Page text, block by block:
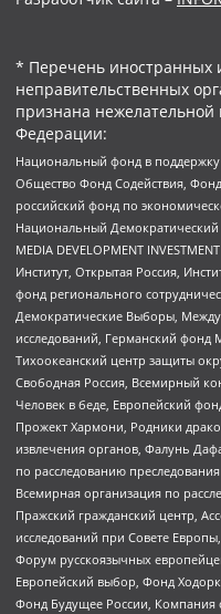
* Перечень иностранных
неправительственных
признана нежелательной
Федерации:
Национальный фонд в
Общество Фонд Содействия,
российский фонд по
Национальный
MEDIA DEVELOPMENT
Институт, Открытая Россия,
фонд регионального
Демократические Выборы,
исследований, Германский
Тихоокеанский центр защиты
Свободная Россия, Всемирный
Человек в беде, Европейский
Прожект Хармони, Родники
извлечения органов, Фалунь
по расследованию
Всемирная организация по
Пражский гражданский центр,
исследований при Совете
Форум русскоязычных
Европейский выбор, Фонд
Фонд Будущее России,